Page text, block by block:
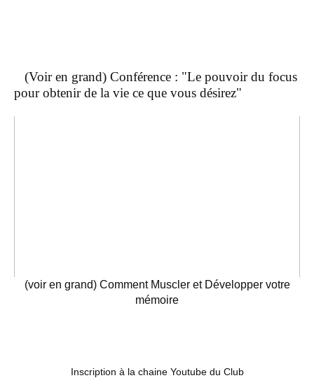
(Voir en grand) Conférence : "Le pouvoir du focus
pour obtenir de la vie ce que vous désirez"
(voir en grand) Comment Muscler et Développer votre
mémoire
Inscription à la chaine Youtube du Club